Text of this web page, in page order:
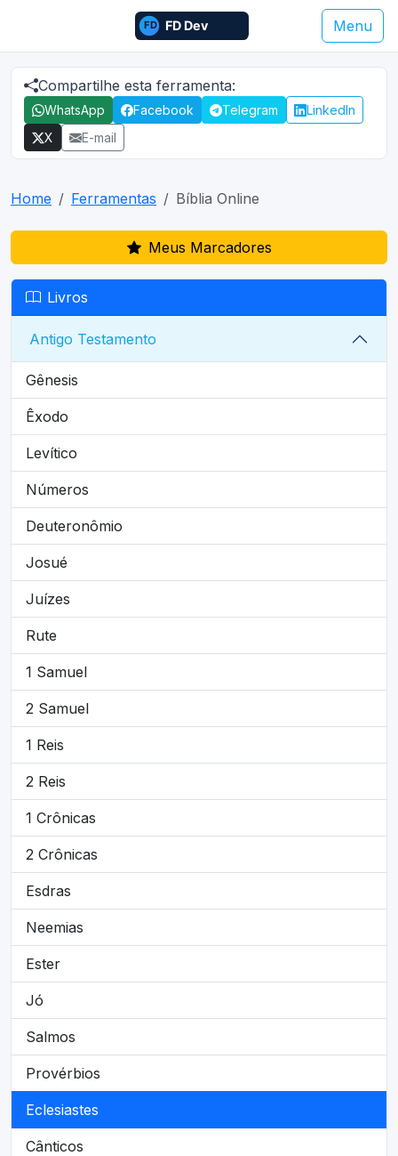
Menu
Compartilhe esta ferramenta:
WhatsApp Facebook Telegram
LinkedIn
X
E-mail
Home Ferramentas Bíblia Online
Meus Marcadores
Livros
Antigo Testamento
Gênesis
Êxodo
Levítico
Números
Deuteronômio
Josué
Juízes
Rute
1 Samuel
2 Samuel
1 Reis
2 Reis
1 Crônicas
2 Crônicas
Esdras
Neemias
Ester
Jó
Salmos
Provérbios
Eclesiastes
Cânticos